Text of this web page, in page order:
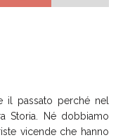
il passato perché nel
Storia. Né dobbiamo
vicende che hanno